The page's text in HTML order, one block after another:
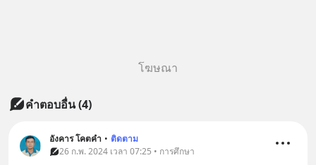
โฆษณา
คำตอบอื่น(4)
อังคาร โคตคํา • ติดตาม
26 ก.พ. 2024 เวลา 07:25 • การศึกษา